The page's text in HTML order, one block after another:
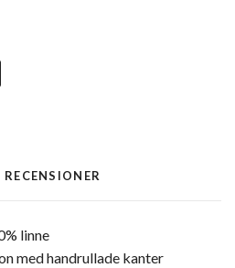
RECENSIONER
linne
med handrullade kanter